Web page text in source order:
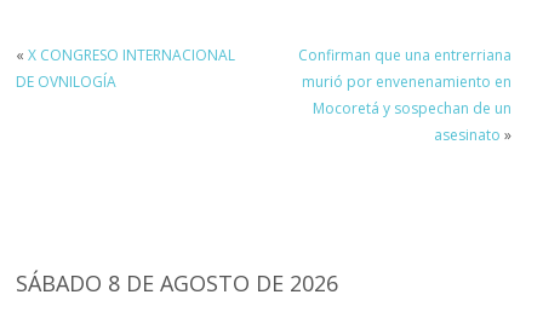
«X CONGRESO INTERNACIONAL
DE OVNILOGÍA
Confirman que una entrerriana
murió por envenenamiento en
Mocoretá y sospechan de un
asesinato »
SÁBADO 8 DE AGOSTO DE 2026